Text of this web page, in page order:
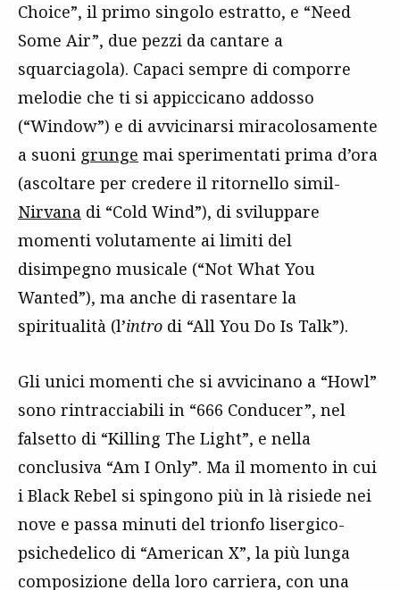
Choice”, il primo singolo estratto, e “Need
Some Air”, due pezzi da cantare a
squarciagola). Capaci sempre di comporre
melodie che ti si appiccicano addosso
(“Window”) e di avvicinarsi miracolosamente
a suoni grunge mai sperimentati prima d’ora
(ascoltare per credere il ritornello simil-
Nirvana di “Cold Wind”), di sviluppare
momenti volutamente ai limiti del
disimpegno musicale (“Not What You
Wanted”), ma anche di rasentare la
spiritualità (l’intro di “All You Do Is Talk”).
Gli unici momenti che si avvicinano a “Howl”
sono rintracciabili in “666 Conducer”, nel
falsetto di “Killing The Light”, e nella
conclusiva “Am I Only”. Ma il momento in cui
i Black Rebel si spingono più in là risiede nei
nove e passa minuti del trionfo lisergico-
psichedelico di “American X”, la più lunga
composizione della loro carriera, con una